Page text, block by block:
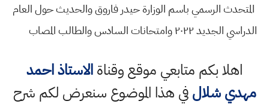
المتحدث الرسمي باسم الوزارة حيدر فاروق والحديث حول العام
الدراسي الجديد ٢٠٢٢ وامتحانات السادس والطالب المصاب
اهلا بكم متابعي موقع وقناةالاستاذ احمد
مهدي شلالفي هذا الموضوع سنعرض لكم شرح